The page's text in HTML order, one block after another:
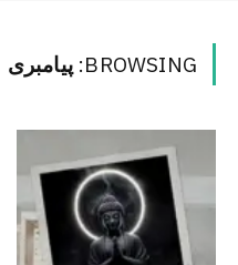
BROWSING: پیامبری